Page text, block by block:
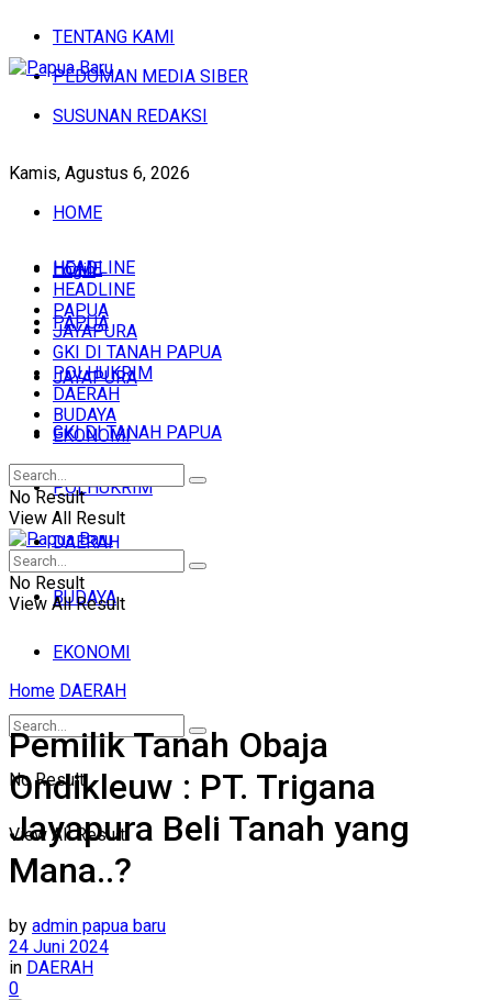
TENTANG KAMI
PEDOMAN MEDIA SIBER
SUSUNAN REDAKSI
Kamis, Agustus 6, 2026
Login
HOME
HEADLINE
PAPUA
JAYAPURA
GKI DI TANAH PAPUA
POLHUKRIM
DAERAH
BUDAYA
EKONOMI
No Result
View All Result
HOME
HEADLINE
PAPUA
JAYAPURA
GKI DI TANAH PAPUA
POLHUKRIM
DAERAH
BUDAYA
EKONOMI
No Result
View All Result
No Result
View All Result
Home DAERAH
Pemilik Tanah Obaja
Ondikleuw : PT. Trigana
Jayapura Beli Tanah yang
Mana..?
by admin papua baru
24 Juni 2024
in DAERAH
0